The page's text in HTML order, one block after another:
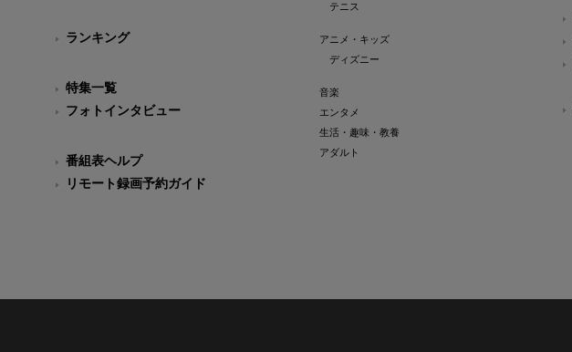
ランキング
特集一覧
フォトインタビュー
番組表ヘルプ
リモート録画予約ガイド
テニス
アニメ・キッズ
ディズニー
音楽
エンタメ
生活・趣味・教養
アダルト